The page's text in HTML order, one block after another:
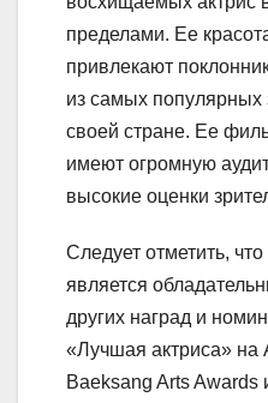
пределами. Ее
привлекают
из самых популярных
своей стране. Ее
имеют огромную
высокие оценки
Следует отметить,
является
других наград и
«Лучшая актриса» на
Baeksang Arts Awards